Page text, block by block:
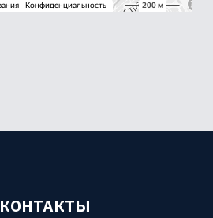
КОНТАКТЫ